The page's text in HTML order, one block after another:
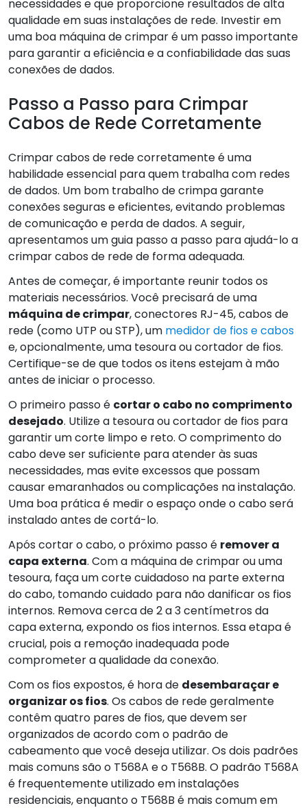
necessidades e que proporcione resultados de alta
qualidade em suas instalações de rede. Investir em
uma boa máquina de crimpar é um passo importante
para garantir a eficiência e a confiabilidade das suas
conexões de dados.
Passo a Passo para Crimpar
Cabos de Rede Corretamente
Crimpar cabos de rede corretamente é uma
habilidade essencial para quem trabalha com redes
de dados. Um bom trabalho de crimpa garante
conexões seguras e eficientes, evitando problemas
de comunicação e perda de dados. A seguir,
apresentamos um guia passo a passo para ajudá-lo a
crimpar cabos de rede de forma adequada.
Antes de começar, é importante reunir todos os
materiais necessários. Você precisará de uma
máquina de crimpar, conectores RJ-45, cabos de
rede (como UTP ou STP), um medidor de fios e cabos
e, opcionalmente, uma tesoura ou cortador de fios.
Certifique-se de que todos os itens estejam à mão
antes de iniciar o processo.
O primeiro passo é cortar o cabo no comprimento
desejado. Utilize a tesoura ou cortador de fios para
garantir um corte limpo e reto. O comprimento do
cabo deve ser suficiente para atender às suas
necessidades, mas evite excessos que possam
causar emaranhados ou complicações na instalação.
Uma boa prática é medir o espaço onde o cabo será
instalado antes de cortá-lo.
Após cortar o cabo, o próximo passo é remover a
capa externa. Com a máquina de crimpar ou uma
tesoura, faça um corte cuidadoso na parte externa
do cabo, tomando cuidado para não danificar os fios
internos. Remova cerca de 2 a 3 centímetros da
capa externa, expondo os fios internos. Essa etapa é
crucial, pois a remoção inadequada pode
comprometer a qualidade da conexão.
Com os fios expostos, é hora de desembaraçar e
organizar os fios. Os cabos de rede geralmente
contêm quatro pares de fios, que devem ser
organizados de acordo com o padrão de
cabeamento que você deseja utilizar. Os dois padrões
mais comuns são o T568A e o T568B. O padrão T568A
é frequentemente utilizado em instalações
residenciais, enquanto o T568B é mais comum em